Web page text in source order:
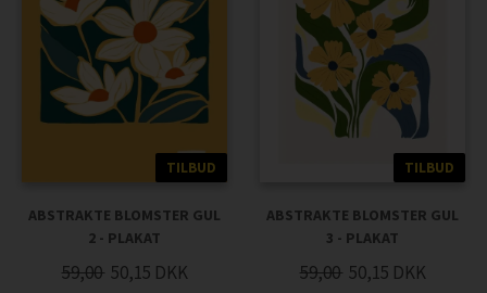
TILBUD
ABSTRAKTE BLOMSTER GUL
2 - PLAKAT
59,00 50,15 DKK
TILBUD
ABSTRAKTE BLOMSTER GUL
3 - PLAKAT
59,00 50,15 DKK